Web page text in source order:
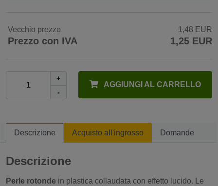
Vecchio prezzo 1,48 EUR
Prezzo con IVA 1,25 EUR
+
-
AGGIUNGI AL CARRELLO
Descrizione Acquisto all'ingrosso Domande
Descrizione
Perle rotonde in plastica collaudata con effetto lucido. Le